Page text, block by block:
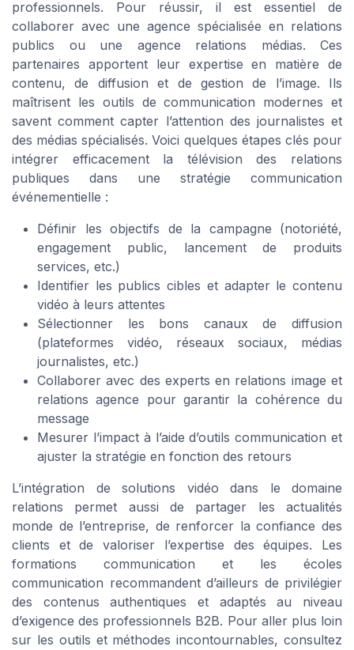
professionnels. Pour réussir, il est essentiel de
collaborer avec une agence spécialisée en relations
publics ou une agence relations médias. Ces
partenaires apportent leur expertise en matière de
contenu, de diffusion et de gestion de l’image. Ils
maîtrisent les outils de communication modernes et
savent comment capter l’attention des journalistes et
des médias spécialisés. Voici quelques étapes clés pour
intégrer efficacement la télévision des relations
publiques dans une stratégie communication
événementielle :
Définir les objectifs de la campagne (notoriété,
engagement public, lancement de produits
services, etc.)
Identifier les publics cibles et adapter le contenu
vidéo à leurs attentes
Sélectionner les bons canaux de diffusion
(plateformes vidéo, réseaux sociaux, médias
journalistes, etc.)
Collaborer avec des experts en relations image et
relations agence pour garantir la cohérence du
message
Mesurer l’impact à l’aide d’outils communication et
ajuster la stratégie en fonction des retours
L’intégration de solutions vidéo dans le domaine
relations permet aussi de partager les actualités
monde de l’entreprise, de renforcer la confiance des
clients et de valoriser l’expertise des équipes. Les
formations communication et les écoles
communication recommandent d’ailleurs de privilégier
des contenus authentiques et adaptés au niveau
d’exigence des professionnels B2B. Pour aller plus loin
sur les outils et méthodes incontournables, consultez